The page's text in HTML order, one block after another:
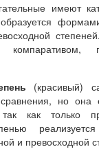
имеют
компаративом,
(красивый)
но она
так как только
и превосходной